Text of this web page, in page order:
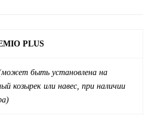
PLUS
быть установлена на
козырек или навес, при наличии